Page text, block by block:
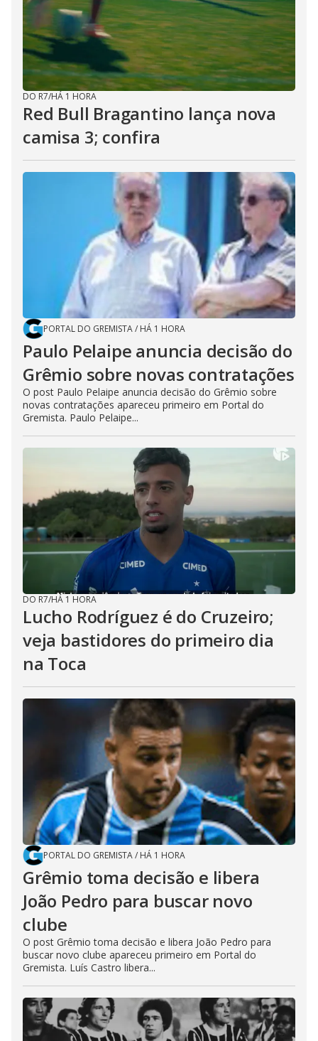
DO R7/HÁ 1 HORA
Red Bull Bragantino lança nova
camisa 3; confira
PORTAL DO GREMISTA/ HÁ 1 HORA
Paulo Pelaipe anuncia decisão do
Grêmio sobre novas contratações
O post Paulo Pelaipe anuncia decisão do Grêmio sobre
novas contratações apareceu primeiro em Portal do
Gremista. Paulo Pelaipe...
DO R7/HÁ 1 HORA
Lucho Rodríguez é do Cruzeiro;
veja bastidores do primeiro dia
na Toca
PORTAL DO GREMISTA/ HÁ 1 HORA
Grêmio toma decisão e libera
João Pedro para buscar novo
clube
O post Grêmio toma decisão e libera João Pedro para
buscar novo clube apareceu primeiro em Portal do
Gremista. Luís Castro libera...